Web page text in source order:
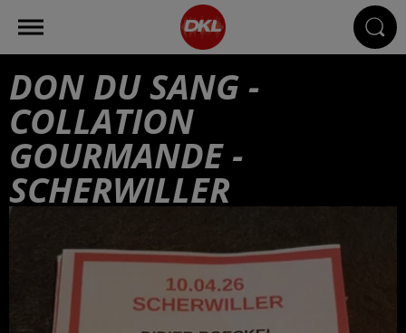
DON DU SANG -
COLLATION
GOURMANDE -
SCHERWILLER